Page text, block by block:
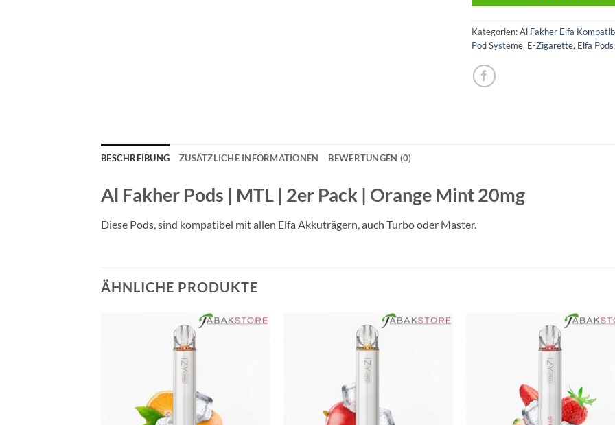
Kategorien:Al Fakher Elfa
Pod Systeme, E-Zigarette, Elfa
BESCHREIBUNG ZUSÄTZLICHE INFORMATIONEN BEWERTUNGEN (0)
Al Fakher Pods | MTL | 2er Pack | Orange Mint 20mg
Diese Pods, sind kompatibel mit allen Elfa Akkuträgern, auch Turbo oder Master.
ÄHNLICHE PRODUKTE